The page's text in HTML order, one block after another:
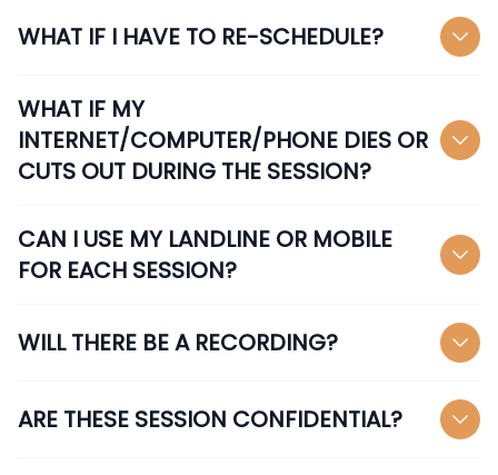
WHAT IF I HAVE TO RE-SCHEDULE?
WHAT IF MY
INTERNET/COMPUTER/PHONE DIES OR
CUTS OUT DURING THE SESSION?
CAN I USE MY LANDLINE OR MOBILE
FOR EACH SESSION?
WILL THERE BE A RECORDING?
ARE THESE SESSION CONFIDENTIAL?